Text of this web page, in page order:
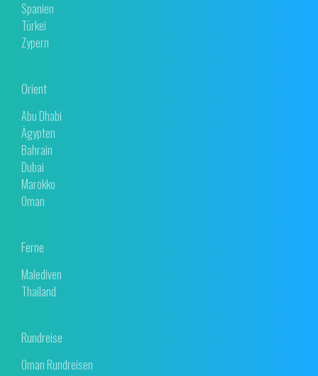
Spanien
Türkei
Zypern
Orient
Abu Dhabi
Ägypten
Bahrain
Dubai
Marokko
Oman
Ferne
Malediven
Thailand
Rundreise
Oman Rundreisen